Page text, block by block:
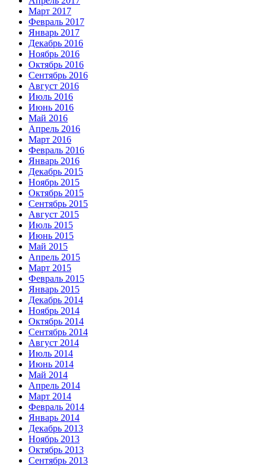
Март 2017
Февраль 2017
Январь 2017
Декабрь 2016
Ноябрь 2016
Октябрь 2016
Сентябрь 2016
Август 2016
Июль 2016
Июнь 2016
Май 2016
Апрель 2016
Март 2016
Февраль 2016
Январь 2016
Декабрь 2015
Ноябрь 2015
Октябрь 2015
Сентябрь 2015
Август 2015
Июль 2015
Июнь 2015
Май 2015
Апрель 2015
Март 2015
Февраль 2015
Январь 2015
Декабрь 2014
Ноябрь 2014
Октябрь 2014
Сентябрь 2014
Август 2014
Июль 2014
Июнь 2014
Май 2014
Апрель 2014
Март 2014
Февраль 2014
Январь 2014
Декабрь 2013
Ноябрь 2013
Октябрь 2013
Сентябрь 2013